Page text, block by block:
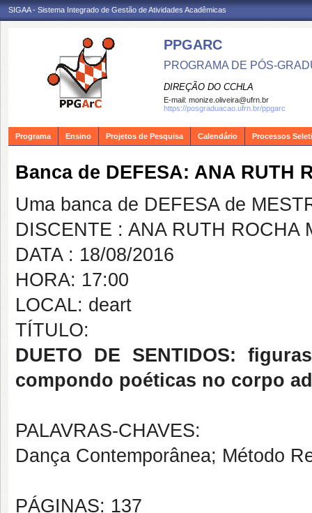
SIGAA - Sistema Integrado de Gestão de Atividades Acadêmicas
PPGARC
PROGRAMA DE PÓS-
DIREÇÃO DO CCHLA
E-mail: monize.oliveira@ufrn.br
https://posgraduacao.ufrn.br/ppgarc
Programa Ensino Projetos de Pesquisa Calendário Processos
Banca de DEFESA: ANA RUTH
Uma banca de DEFESA de
DISCENTE : ANA RUTH ROCHA
DATA : 18/08/2016
HORA: 17:00
LOCAL: deart
TÍTULO:
DUETO DE SENTIDOS:
compondo poéticas no corpo
PALAVRAS-CHAVES:
Dança Contemporânea; Método
PÁGINAS: 137